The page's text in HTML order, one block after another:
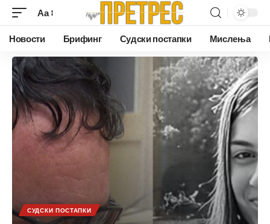
Аа
Новости Брифинг Судски постапки Мислења
СУДСКИ ПОСТАПКИ